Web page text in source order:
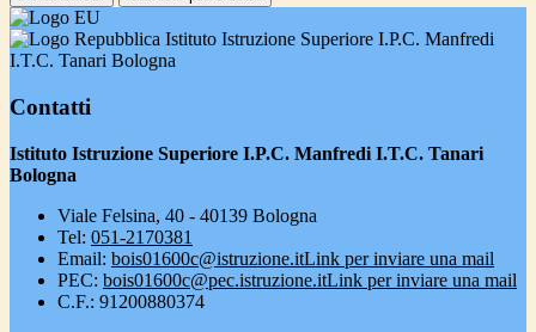
Istituto Istruzione Superiore I.P.C. Manfredi
I.T.C. Tanari Bologna
Contatti
Istituto Istruzione Superiore I.P.C. Manfredi I.T.C. Tanari
Bologna
Viale Felsina, 40 - 40139 Bologna
Tel: 051-2170381
Email: bois01600c@istruzione.itLink per inviare una mail
PEC: bois01600c@pec.istruzione.itLink per inviare una mail
C.F.: 91200880374